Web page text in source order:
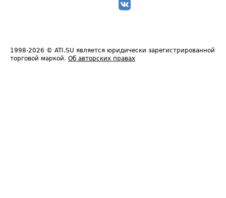
1998-2026 © ATI.SU является юридически зарегистрированной
торговой маркой. Об авторских правах